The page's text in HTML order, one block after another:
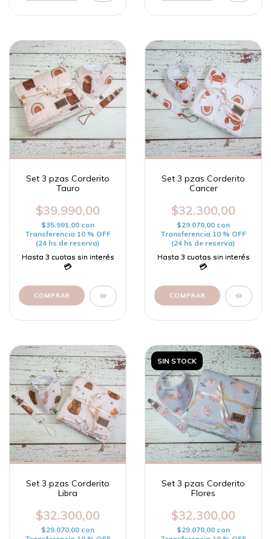
Set 3 pzas Corderito
Tauro
$39.990,00
$35.991,00 con
Transferencia 10 % OFF
(24 hs de reserva)
Set 3 pzas Corderito
Cancer
$32.300,00
$29.070,00 con
Transferencia 10 % OFF
(24 hs de reserva)
Set 3 pzas Corderito
Libra
$32.300,00
$29.070,00 con
SIN STOCK
Set 3 pzas Corderito
Flores
$32.300,00
$29.070,00 con